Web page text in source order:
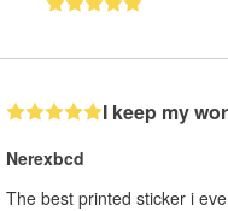
I keep my
Nerexbcd
The best printed sticker i